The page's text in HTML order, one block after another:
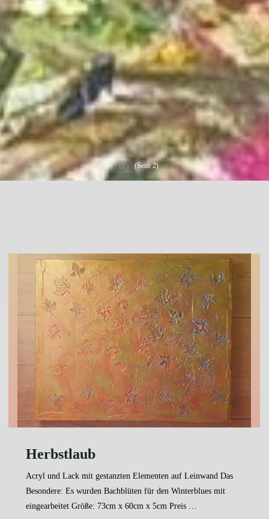
Start(Seite 2)
Herbstlaub
Acryl und Lack mit gestanzten Elementen auf Leinwand Das
Besondere: Es wurden Bachblüten für den Winterblues mit
eingearbeitet Größe: 73cm x 60cm x 5cm Preis …